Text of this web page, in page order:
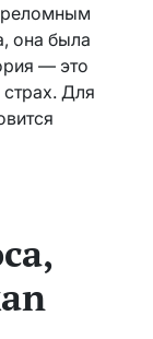
она была
— это
Для